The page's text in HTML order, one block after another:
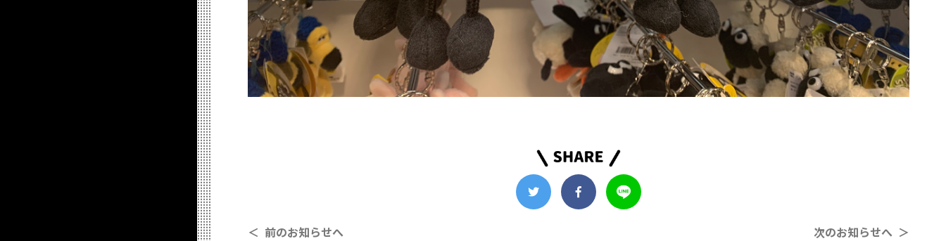
＜ 前のお知らせへ 次のお知らせへ ＞